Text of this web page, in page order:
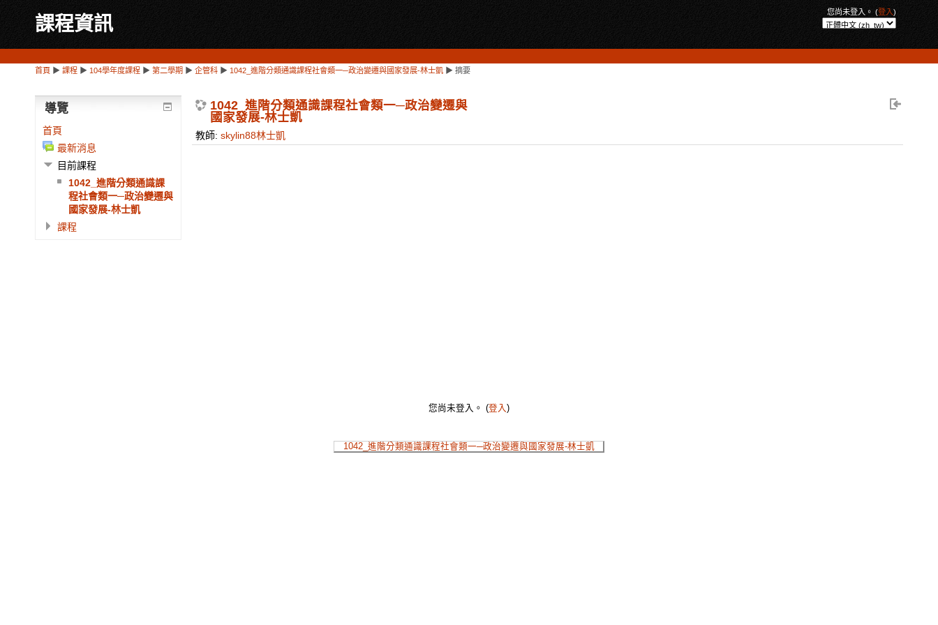
課程資訊
您尚未登入。 (登入)
首頁 ▶ 課程 ▶ 104學年度課程 ▶ 第二學期 ▶ 企管科 ▶ 1042_進階分類通識課程社會類一─政治變遷與國家發展-林士凱 ▶ 摘要
1042_進階分類通識課程社會類一─政治變遷與
國家發展-林士凱
教師: skylin88林士凱
導覽
首頁
最新消息
目前課程
1042_進階分類通識課
程社會類一─政治變遷與
國家發展-林士凱
課程
您尚未登入。 (登入 )
1042_進階分類通識課程社會類一─政治變遷與國家發展-林士凱